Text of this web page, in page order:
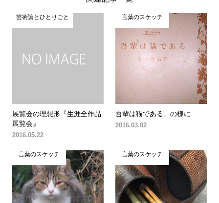
芸術論とひとりごと
展覧会の理想形『生涯全作品
展覧会』
2016.05.22
言葉のスケッチ
吾輩は猫である、の様に
2016.03.02
言葉のスケッチ 言葉のスケッチ